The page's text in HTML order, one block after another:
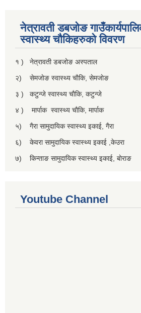
नेत्रावती डबजाेङ
स्वास्थ्य चाैकिहरुकाे विवरण
१ ) नेत्रावती डबजोङ अस्पताल
२) सेमजाेङ स्वास्थ्य चाैकि, सेमजाेङ
३ ) कटुन्जे स्वास्थ्य चाैकि, कटुन्जे
४ ) मार्पाक स्वास्थ्य चाैकि, मार्पाक
५) गैरा सामुदायिक स्वास्थ्य इकाई, गैरा
६) केवरा सामुदायिक स्वास्थ्य इकाई ,केउरा
७) किन्ताङ सामुदायिक स्वास्थ्य इकाई, बाेराङ
Youtube Channel